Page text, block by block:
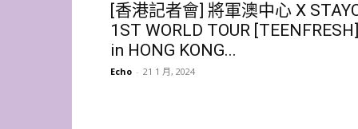
[香港記者會] 將軍澳中心 X
1ST WORLD TOUR [TEENFRESH]
in HONG KONG...
Echo - 21 1 月, 2024